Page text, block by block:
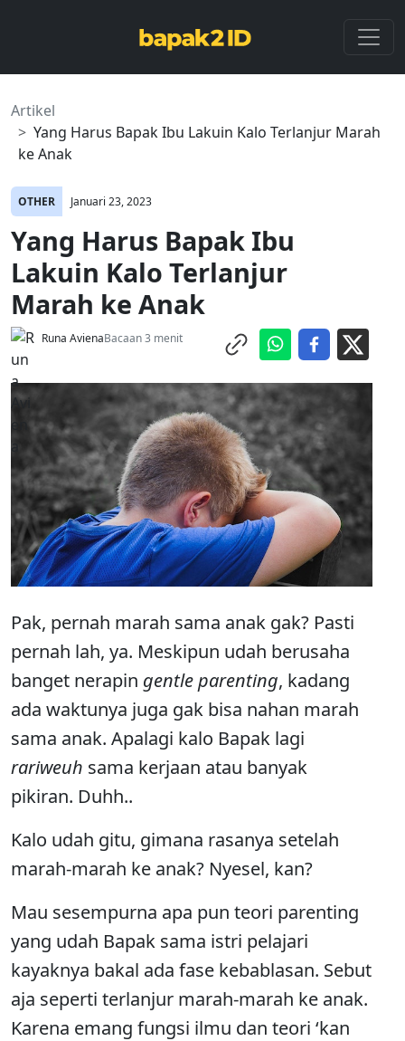
Artikel
Yang Harus Bapak Ibu Lakuin Kalo Terlanjur Marah
ke Anak
OTHER Januari 23, 2023
Yang Harus Bapak Ibu
Lakuin Kalo Terlanjur
Marah ke Anak
Runa AvienaBacaan 3 menit
Pak, pernah marah sama anak gak? Pasti
pernah lah, ya. Meskipun udah berusaha
banget nerapin gentle parenting, kadang
ada waktunya juga gak bisa nahan marah
sama anak. Apalagi kalo Bapak lagi
rariweuh sama kerjaan atau banyak
pikiran. Duhh..
Kalo udah gitu, gimana rasanya setelah
marah-marah ke anak? Nyesel, kan?
Mau sesempurna apa pun teori parenting
yang udah Bapak sama istri pelajari
kayaknya bakal ada fase kebablasan. Sebut
aja seperti terlanjur marah-marah ke anak.
Karena emang fungsi ilmu dan teori ‘kan